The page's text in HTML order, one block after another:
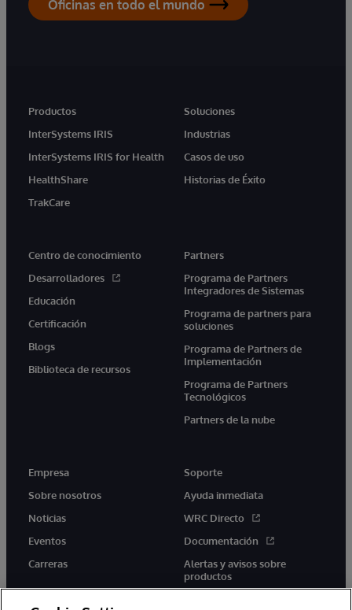
Oficinas en todo el mundo
Productos
InterSystems IRIS
InterSystems IRIS for Health
HealthShare
TrakCare
Soluciones
Industrias
Casos de uso
Historias de Éxito
Centro de conocimiento
Desarrolladores
Educación
Certificación
Blogs
Biblioteca de recursos
Partners
Programa de Partners
Integradores de Sistemas
Programa de partners para
soluciones
Programa de Partners de
Implementación
Programa de Partners
Tecnológicos
Partners de la nube
Empresa
Sobre nosotros
Noticias
Eventos
Carreras
Soporte
Ayuda inmediata
WRC Directo
Documentación
Alertas y avisos sobre
productos